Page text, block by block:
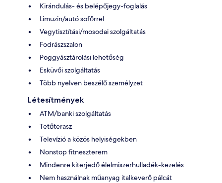
Kirándulás- és belépőjegy-foglalás
Limuzin/autó sofőrrel
Vegytisztítási/mosodai szolgáltatás
Fodrászszalon
Poggyásztárolási lehetőség
Esküvői szolgáltatás
Több nyelven beszélő személyzet
Létesítmények
ATM/banki szolgáltatás
Tetőterasz
Televízió a közös helyiségekben
Nonstop fitneszterem
Mindenre kiterjedő élelmiszerhulladék-kezelés
Nem használnak műanyag italkeverő pálcát